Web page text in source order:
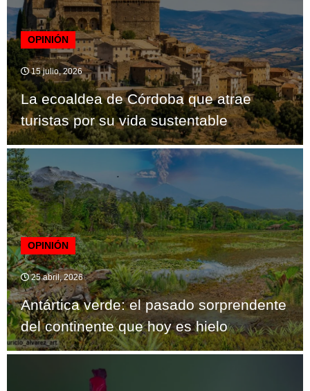
OPINIÓN
15 julio, 2026
La ecoaldea de Córdoba que atrae
turistas por su vida sustentable
OPINIÓN
25 abril, 2026
Antártica verde: el pasado sorprendente
del continente que hoy es hielo